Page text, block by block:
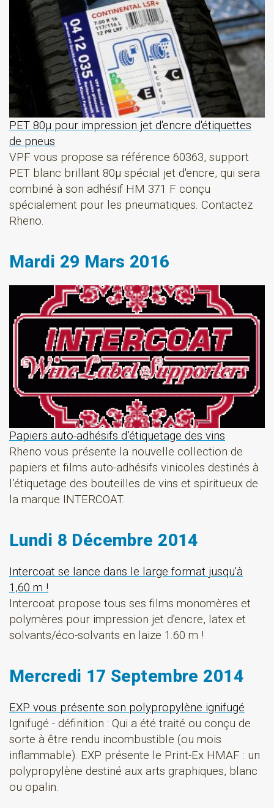
PET 80µ pour impression jet d'encre d'étiquettes
de pneus
VPF vous propose sa référence 60363, support
PET blanc brillant 80µ spécial jet d'encre, qui sera
combiné à son adhésif HM 371 F conçu
spécialement pour les pneumatiques. Contactez
Rheno.
Mardi 29 Mars 2016
Papiers auto-adhésifs d’étiquetage des vins
Rheno vous présente la nouvelle collection de
papiers et films auto-adhésifs vinicoles destinés à
l’étiquetage des bouteilles de vins et spiritueux de
la marque INTERCOAT.
Lundi 8 Décembre 2014
Intercoat se lance dans le large format jusqu'à
1,60 m !
Intercoat propose tous ses films monomères et
polymères pour impression jet d'encre, latex et
solvants/éco-solvants en laize 1.60 m !
Mercredi 17 Septembre 2014
EXP vous présente son polypropylène ignifugé
Ignifugé - définition : Qui a été traité ou conçu de
sorte à être rendu incombustible (ou mois
inflammable). EXP présente le Print-Ex HMAF : un
polypropylène destiné aux arts graphiques, blanc
ou opalin.